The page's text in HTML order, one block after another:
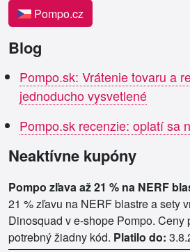
Pompo.cz
Blog
Pompo.sk: Vrátenie tovaru a
jednoducho vysvetlené
Pompo.sk recenzie: oplatí sa
Neaktívne kupóny
Pompo zľava až 21 % na NERF
21 % zľavu na NERF blastre a sety
Dinosquad v e-shope Pompo. Ceny
potrebný žiadny kód. Platilo do: